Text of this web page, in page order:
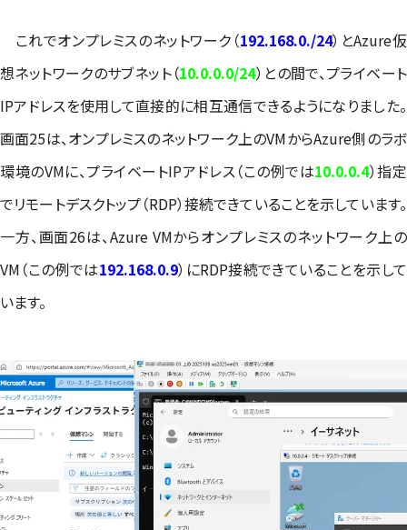
これでオンプレミスのネットワーク（192.168.0./24）とAzure仮
想ネットワークのサブネット（10.0.0.0/24）との間で、プライベート
IPアドレスを使用して直接的に相互通信できるようになりました。
画面25は、オンプレミスのネットワーク上のVMからAzure側のラボ
環境のVMに、プライベートIPアドレス（この例では10.0.0.4）指定
でリモートデスクトップ（RDP）接続できていることを示しています。
一方、画面26は、Azure VMからオンプレミスのネットワーク上の
VM（この例では192.168.0.9）にRDP接続できていることを示して
います。